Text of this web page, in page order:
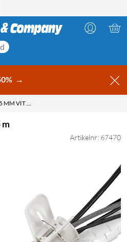
→
KABELSPIRAL 25 MM VIT 5 M
m
Artikelnr: 67470